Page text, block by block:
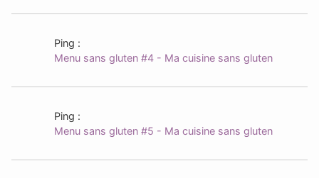
Ping :
Menu sans gluten #4 - Ma cuisine sans gluten
Ping :
Menu sans gluten #5 - Ma cuisine sans gluten